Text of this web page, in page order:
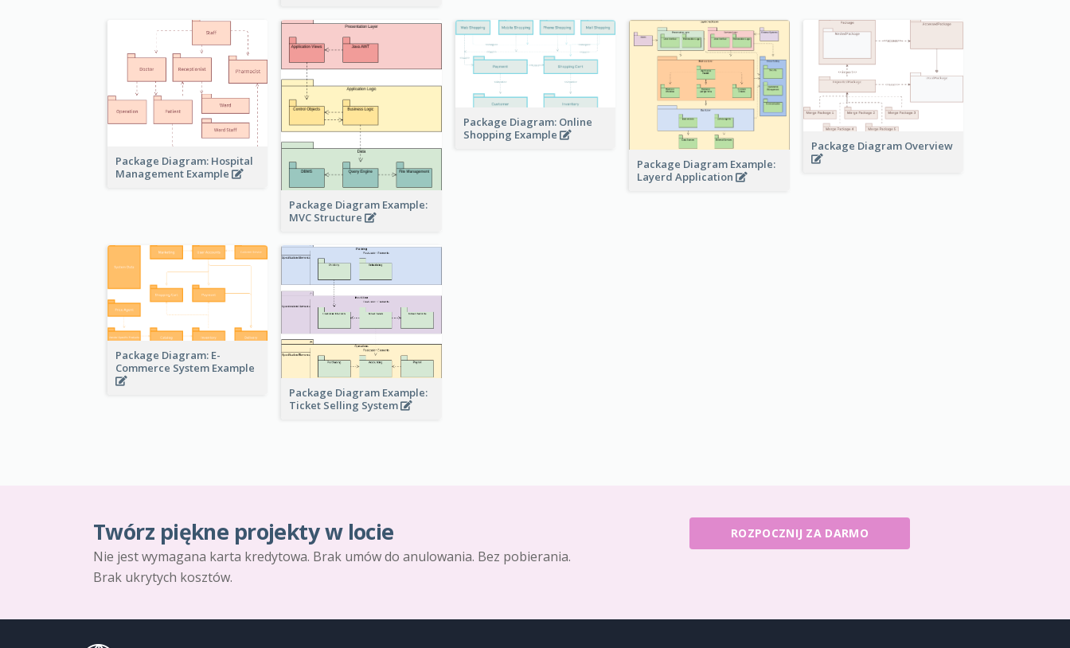
Package Diagram: Hospital
Management Example
Package Diagram Example:
MVC Structure
Package Diagram: Online
Shopping Example
Package Diagram Example:
Layerd Application
Package Diagram Overview
Package Diagram: E-
Commerce System Example
Package Diagram Example:
Ticket Selling System
Twórz piękne projekty w locie
Nie jest wymagana karta kredytowa. Brak umów do anulowania. Bez pobierania.
Brak ukrytych kosztów.
ROZPOCZNIJ ZA DARMO